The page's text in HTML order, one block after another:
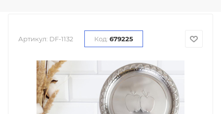
Артикул: DF-1132 Код: 679225